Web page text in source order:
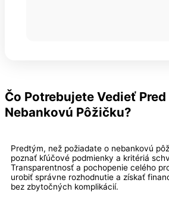
Čo Potrebujete Vedieť
Nebankovú Pôžičku?
Predtým, než požiadate o nebankovú
poznať kľúčové podmienky a kritériá
Transparentnosť a pochopenie celého
urobiť správne rozhodnutie a získať
bez zbytočných komplikácií.